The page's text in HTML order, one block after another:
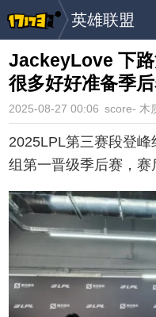
英雄联盟
JackeyLove 下路
很多好好准备季
2025-08-27 00:06 score- 木
2025LPL第三赛段登
组第一晋级季后赛，赛